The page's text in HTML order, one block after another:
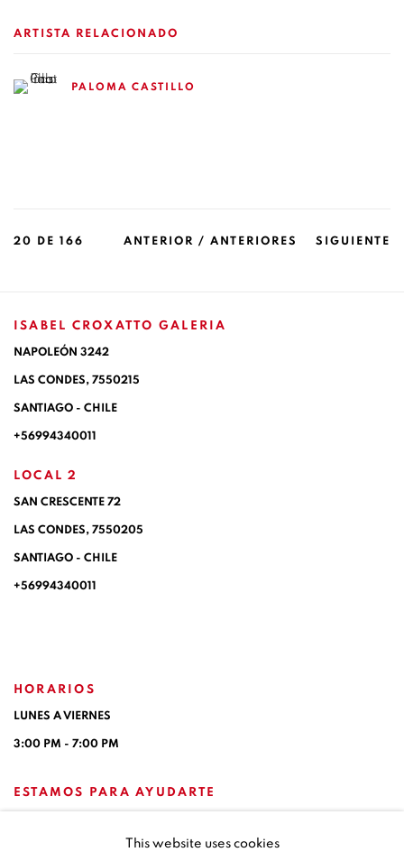
ARTISTA RELACIONADO
PALOMA CASTILLO
ANTERIOR / ANTERIORES SIGUIENTE
20 DE 166
ISABEL CROXATTO GALERIA
NAPOLEÓN 3242
LAS CONDES, 7550215
SANTIAGO - CHILE
+56994340011
LOCAL 2
SAN CRESCENTE 72
LAS CONDES, 7550205
SANTIAGO - CHILE
+56994340011
HORARIOS
LUNES A VIERNES
3:00 PM - 7:00 PM
ESTAMOS PARA AYUDARTE
This website uses cookies